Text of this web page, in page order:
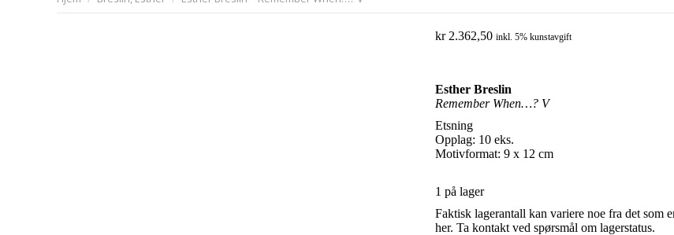
kr2.362,50 inkl. 5% kunstavgift
Esther Breslin
Remember When…? V
Etsning
Opplag: 10 eks.
Motivformat: 9 x 12 cm
1 på lager
Faktisk lagerantall kan variere noe fra det som
her. Ta kontakt ved spørsmål om lagerstatus.